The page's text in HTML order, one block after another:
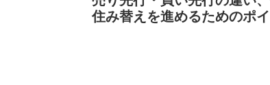
住み替えを進めるためのポ